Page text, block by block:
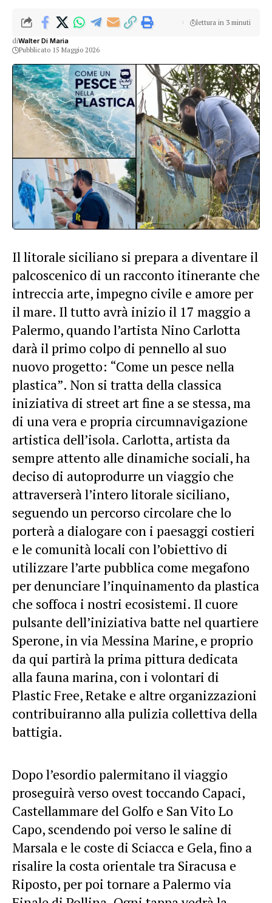
diWalter Di Maria
Pubblicato 15 Maggio 2026
lettura in 3 minuti
Il litorale siciliano si prepara a diventare il
palcoscenico di un racconto itinerante che
intreccia arte, impegno civile e amore per
il mare. Il tutto avrà inizio il 17 maggio a
Palermo, quando l’artista Nino Carlotta
darà il primo colpo di pennello al suo
nuovo progetto: “Come un pesce nella
plastica”. Non si tratta della classica
iniziativa di street art fine a se stessa, ma
di una vera e propria circumnavigazione
artistica dell’isola. Carlotta, artista da
sempre attento alle dinamiche sociali, ha
deciso di autoprodurre un viaggio che
attraverserà l’intero litorale siciliano,
seguendo un percorso circolare che lo
porterà a dialogare con i paesaggi costieri
e le comunità locali con l’obiettivo di
utilizzare l’arte pubblica come megafono
per denunciare l’inquinamento da plastica
che soffoca i nostri ecosistemi. Il cuore
pulsante dell’iniziativa batte nel quartiere
Sperone, in via Messina Marine, e proprio
da qui partirà la prima pittura dedicata
alla fauna marina, con i volontari di
Plastic Free, Retake e altre organizzazioni
contribuiranno alla pulizia collettiva della
battigia.
Dopo l’esordio palermitano il viaggio
proseguirà verso ovest toccando Capaci,
Castellammare del Golfo e San Vito Lo
Capo, scendendo poi verso le saline di
Marsala e le coste di Sciacca e Gela, fino a
risalire la costa orientale tra Siracusa e
Riposto, per poi tornare a Palermo via